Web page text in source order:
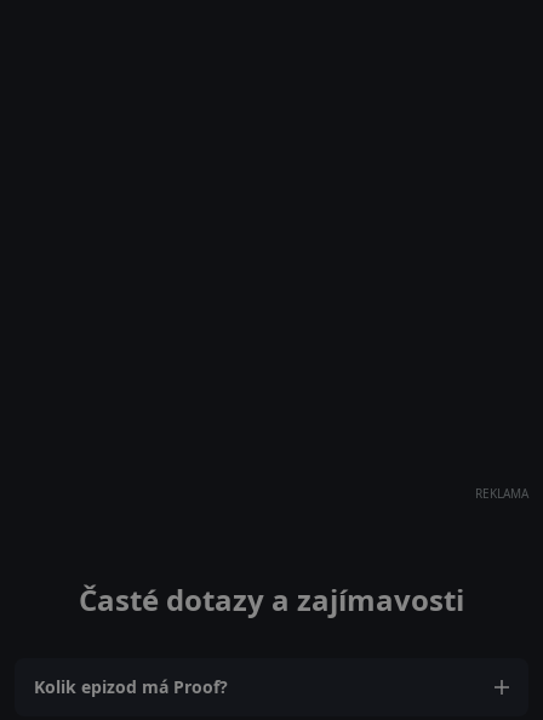
REKLAMA
Časté dotazy a zajímavosti
Kolik epizod má Proof?